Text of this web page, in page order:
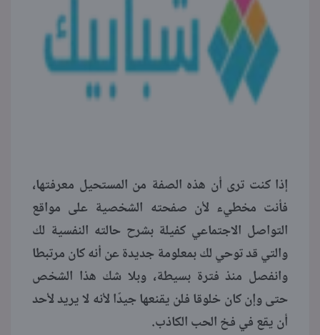
إذا كنت ترى أن هذه الصفة من المستحيل معرفتها،
فأنت مخطيء لأن صفحته الشخصية على مواقع
التواصل الاجتماعي كفيلة بشرح حالته النفسية لك
والتي قد توحي لك بمعلومة جديدة عن أنه كان مرتبطا
وانفصل منذ فترة بسيطة، وبلا شك هذا الشخص
حتى وإن كان خلوقا فلن يقنعها جيدًا لأنه لا يريد لأحد
أن يقع في فخ الحب الكاذب.